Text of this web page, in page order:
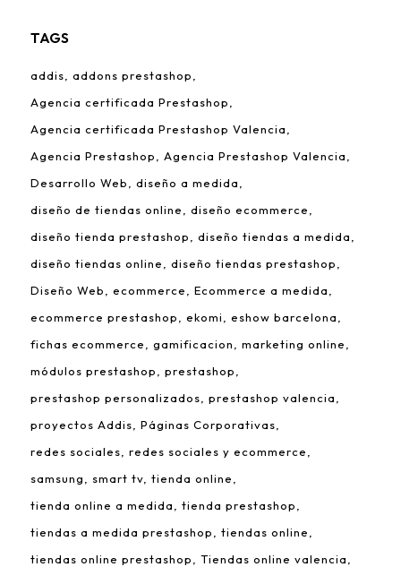
TAGS
addis
addons prestashop
Agencia certificada Prestashop
Agencia certificada Prestashop Valencia
Agencia Prestashop
Agencia Prestashop Valencia
Desarrollo Web
diseño a medida
diseño de tiendas online
diseño ecommerce
diseño tienda prestashop
diseño tiendas a medida
diseño tiendas online
diseño tiendas prestashop
Diseño Web
ecommerce
Ecommerce a medida
ecommerce prestashop
ekomi
eshow barcelona
fichas ecommerce
gamificacion
marketing online
módulos prestashop
prestashop
prestashop personalizados
prestashop valencia
proyectos Addis
Páginas Corporativas
redes sociales
redes sociales y ecommerce
samsung
smart tv tienda online
tienda online a medida
tienda prestashop
tiendas a medida prestashop
tiendas online
tiendas online prestashop
Tiendas online valencia